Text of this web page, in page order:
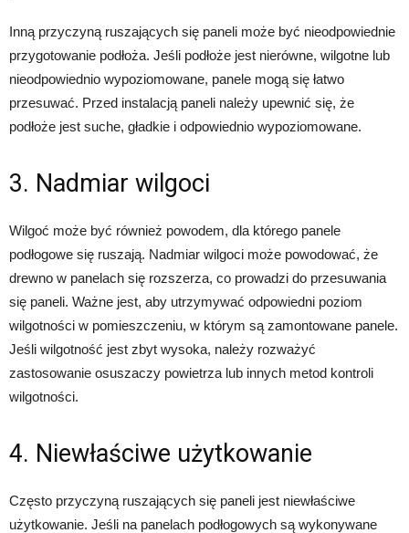
Inną przyczyną ruszających się paneli może być nieodpowiednie
przygotowanie podłoża. Jeśli podłoże jest nierówne, wilgotne lub
nieodpowiednio wypoziomowane, panele mogą się łatwo
przesuwać. Przed instalacją paneli należy upewnić się, że
podłoże jest suche, gładkie i odpowiednio wypoziomowane.
3. Nadmiar wilgoci
Wilgoć może być również powodem, dla którego panele
podłogowe się ruszają. Nadmiar wilgoci może powodować, że
drewno w panelach się rozszerza, co prowadzi do przesuwania
się paneli. Ważne jest, aby utrzymywać odpowiedni poziom
wilgotności w pomieszczeniu, w którym są zamontowane panele.
Jeśli wilgotność jest zbyt wysoka, należy rozważyć
zastosowanie osuszaczy powietrza lub innych metod kontroli
wilgotności.
4. Niewłaściwe użytkowanie
Często przyczyną ruszających się paneli jest niewłaściwe
użytkowanie. Jeśli na panelach podłogowych są wykonywane